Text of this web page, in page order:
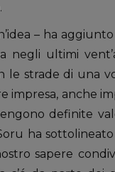
– ha
negli ultimi
le strade di una
impresa, anche
definite
ha
sapere